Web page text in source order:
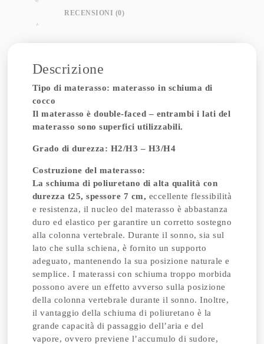
RECENSIONI (0)
Descrizione
Tipo di materasso: materasso in schiuma di
cocco
Il materasso è double-faced – entrambi i lati del
materasso sono superfici utilizzabili.
Grado di durezza: H2/H3 – H3/H4
Costruzione del materasso:
La schiuma di poliuretano di alta qualità con
durezza t25, spessore 7 cm, eccellente flessibilità
e resistenza, il nucleo del materasso è abbastanza
duro ed elastico per garantire un corretto sostegno
alla colonna vertebrale. Durante il sonno, sia sul
lato che sulla schiena, è fornito un supporto
adeguato, mantenendo la sua posizione naturale e
semplice. I materassi con schiuma troppo morbida
possono avere un effetto avverso sulla posizione
della colonna vertebrale durante il sonno. Inoltre,
il vantaggio della schiuma di poliuretano è la
grande capacità di passaggio dell’aria e del
vapore, ovvero previene l’accumulo di sudore,